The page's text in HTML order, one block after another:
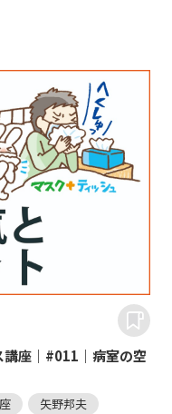
講座｜#011｜病室の空
矢野邦夫